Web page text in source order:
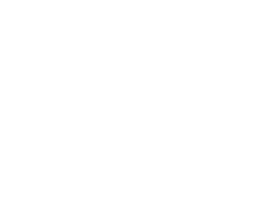
news/show/9136.html，部分文章内容来源网络，